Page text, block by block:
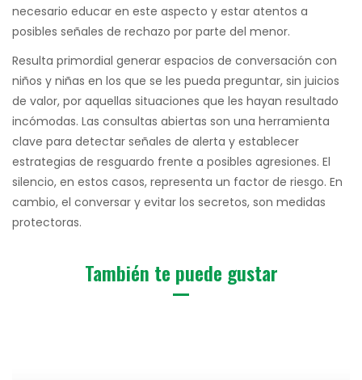
necesario educar en este aspecto y estar atentos a
posibles señales de rechazo por parte del menor.
Resulta primordial generar espacios de conversación con
niños y niñas en los que se les pueda preguntar, sin juicios
de valor, por aquellas situaciones que les hayan resultado
incómodas. Las consultas abiertas son una herramienta
clave para detectar señales de alerta y establecer
estrategias de resguardo frente a posibles agresiones. El
silencio, en estos casos, representa un factor de riesgo. En
cambio, el conversar y evitar los secretos, son medidas
protectoras.
También te puede gustar